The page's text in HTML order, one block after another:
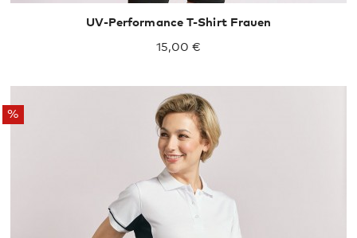
UV-Performance T-Shirt Frauen
15,00 €
%
XS S